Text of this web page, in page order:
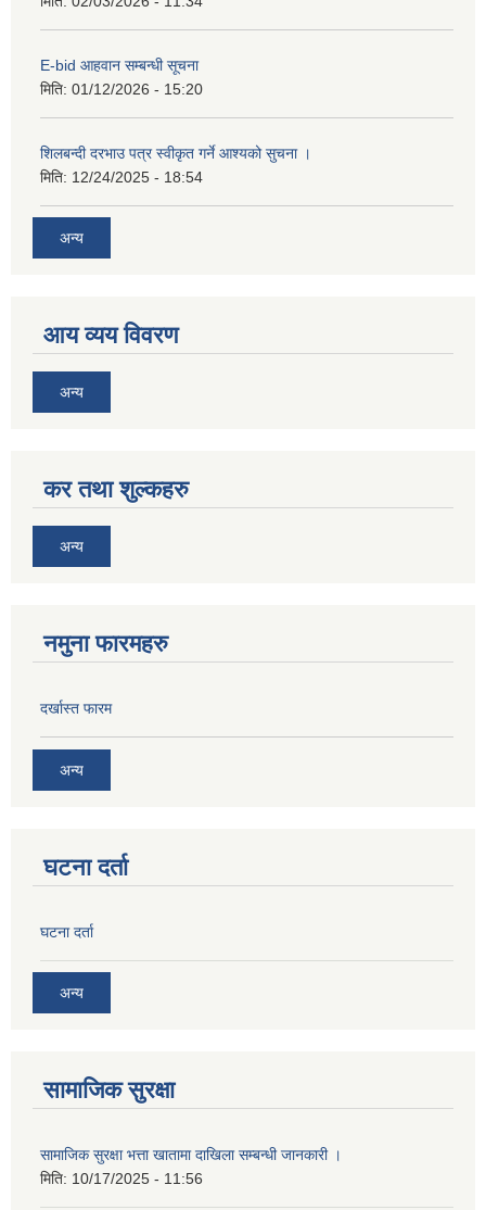
E-bid आहवान सम्बन्धी सूचना
मिति: 01/12/2026 - 15:20
शिलबन्दी दरभाउ पत्र स्वीकृत गर्ने आश्यको सुचना ।
मिति: 12/24/2025 - 18:54
अन्य
आय व्यय विवरण
अन्य
कर तथा शुल्कहरु
अन्य
नमुना फारमहरु
दर्खास्त फारम
अन्य
घटना दर्ता
घटना दर्ता
अन्य
सामाजिक सुरक्षा
सामाजिक सुरक्षा भत्ता खातामा दाखिला सम्बन्धी जानकारी ।
मिति: 10/17/2025 - 11:56